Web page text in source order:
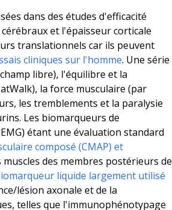
dans des études d'efficacité
et l'épaisseur corticale
translationnels car ils peuvent
cliniques sur l'homme. Une série
libre), l'équilibre et la
la force musculaire (par
les tremblements et la paralysie
Les biomarqueurs de
étant une évaluation standard
composé (CMAP) et
des membres postérieurs de
liquide largement utilisé
lésion axonale et de la
telles que l'immunophénotypage